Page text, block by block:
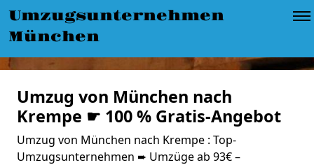
Umzugsunternehmen
München
Umzug von München nach
Krempe ☛ 100 % Gratis-Angebot
Umzug von München nach Krempe : Top-
Umzugsunternehmen ➨ Umzüge ab 93€ –